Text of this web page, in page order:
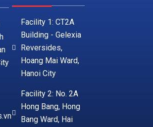
Facility 1: CT2A
Building - Gelexia
Reversides,
Hoang Mai Ward,
Hanoi City
Facility 2: No. 2A
Hong Bang, Hong
Bang Ward, Hai